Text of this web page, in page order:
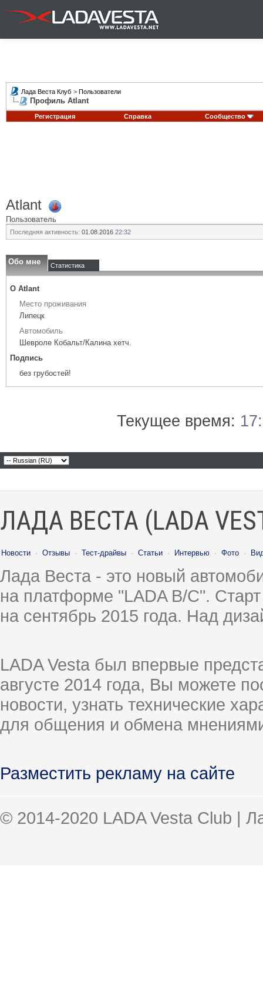
Лада Веста Клуб > Пользователи
Профиль Atlant
Регистрация Справка Сообщество
Atlant
Пользователь
Последняя активность: 01.08.2016 22:32
Обо мне Статистика
О Atlant
Место проживания
Липецк
Автомобиль
Шевроле Кобальт/Калина хетч.
Подпись
без грубостей!
Текущее время:
ЛАДА ВЕСТА (LADA
Новости · Отзывы · Тест-драйвы · Статьи · Интервью · Фото ·
Лада Веста - это новый
на платформе "LADA B/C".
на сентябрь 2015 года. Над
LADA Vesta был впервые
августе 2014 года, Вы можете
новости, узнать технические
для общения и обмена
Разместить рекламу на сайте
© 2014-2020 LADA Vesta Club |